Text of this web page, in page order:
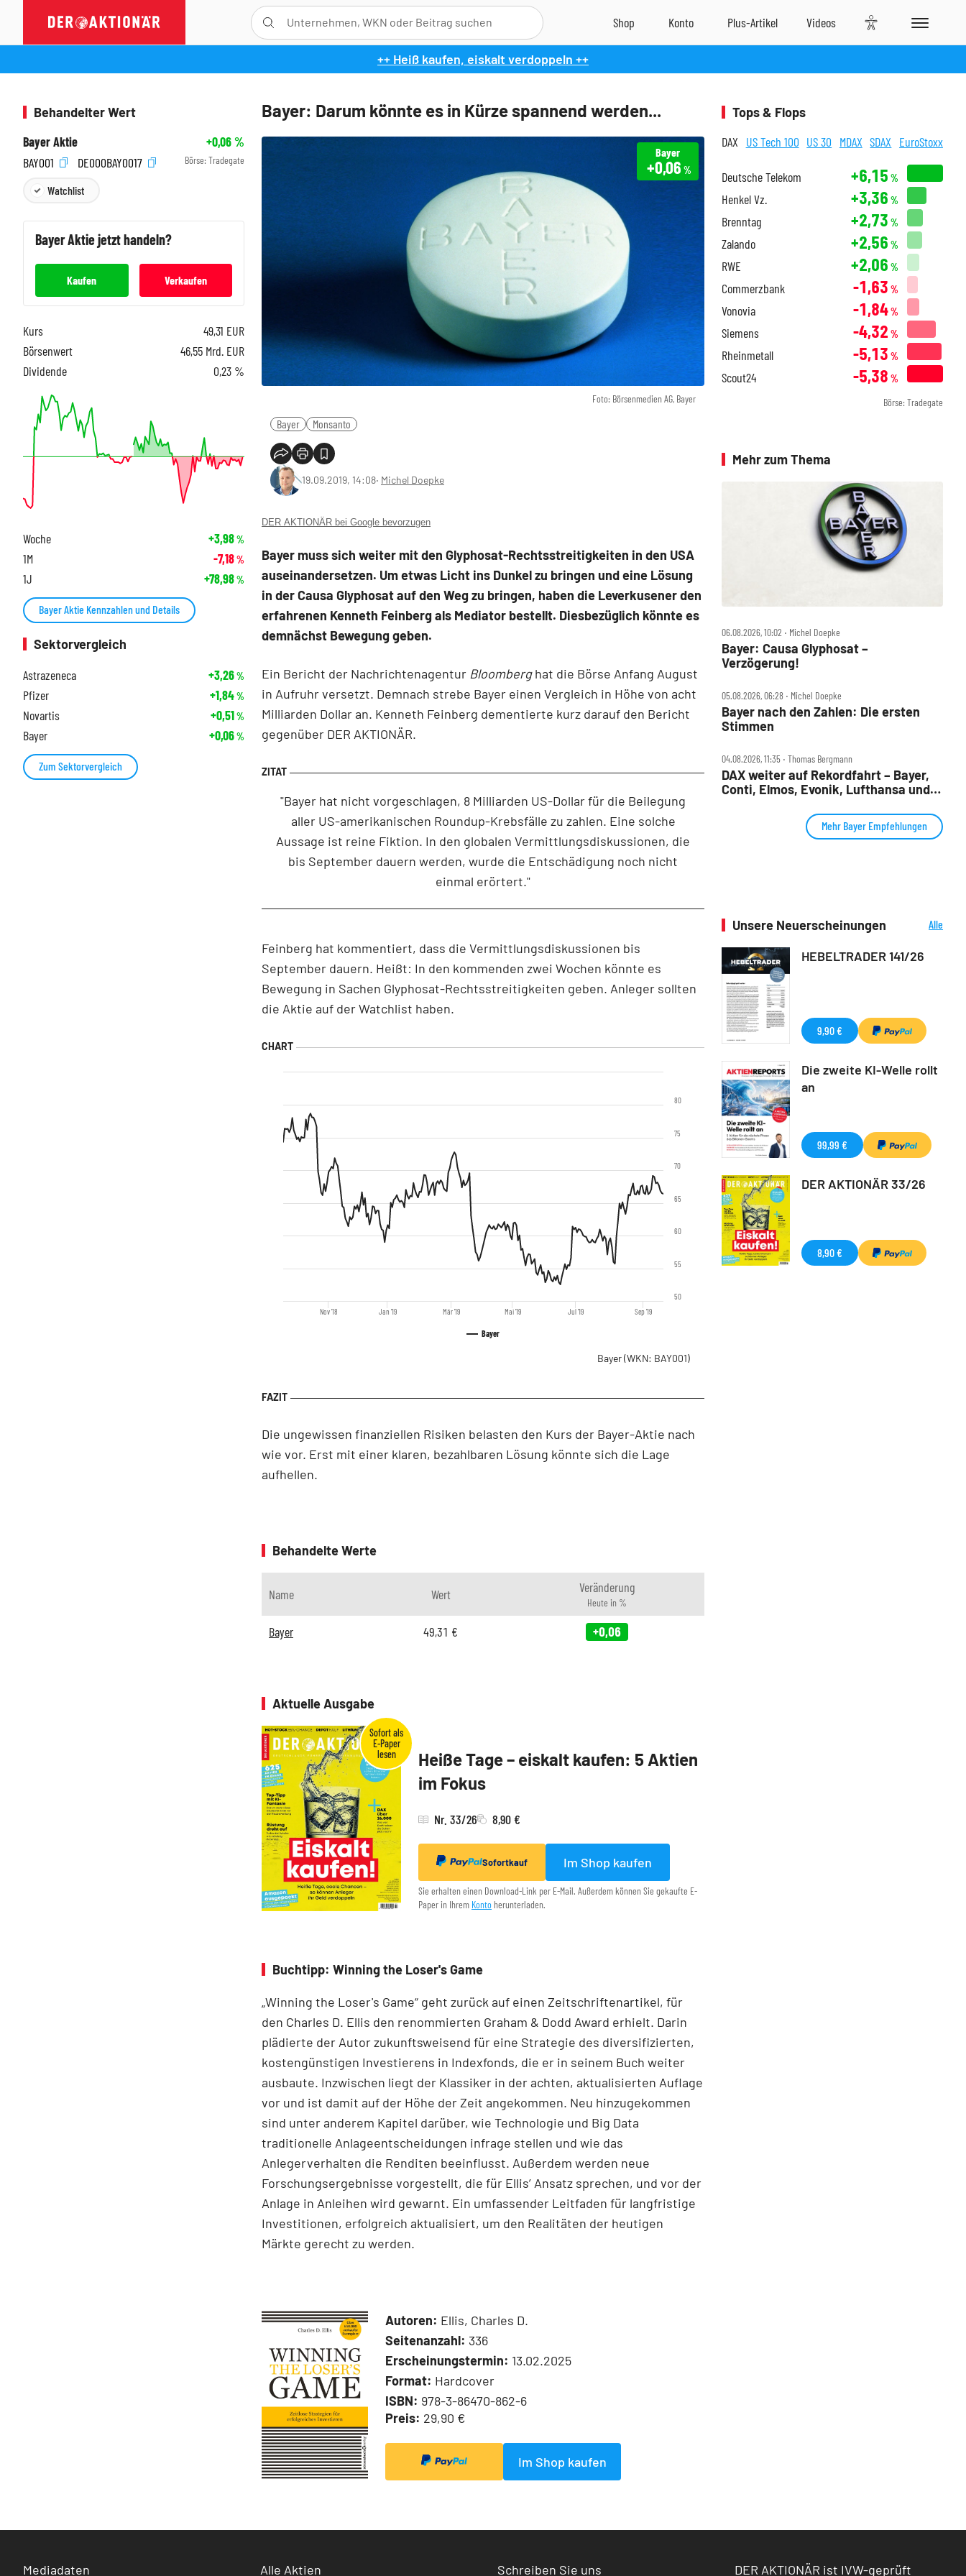
++ Heiß kaufen, eiskalt verdoppeln ++
Bayer: Darum könnte es in Kürze spannend werden...
Foto: Börsenmedien AG, Bayer
Bayer
+0,06 %
Bayer Monsanto
19.09.2019, 14:08‧ Michel Doepke
DER AKTIONÄR bei Google bevorzugen
Bayer muss sich weiter mit den Glyphosat-Rechtsstreitigkeiten in den USA
auseinandersetzen. Um etwas Licht ins Dunkel zu bringen und eine Lösung
in der Causa Glyphosat auf den Weg zu bringen, haben die Leverkusener den
erfahrenen Kenneth Feinberg als Mediator bestellt. Diesbezüglich könnte es
demnächst Bewegung geben.
Ein Bericht der Nachrichtenagentur Bloomberghat die Börse Anfang August
in Aufruhr versetzt. Demnach strebe Bayer einen Vergleich in Höhe von acht
Milliarden Dollar an. Kenneth Feinberg dementierte kurz darauf den Bericht
gegenüber DER AKTIONÄR.
"Bayer hat nicht vorgeschlagen, 8 Milliarden US-Dollar für die Beilegung
aller US-amerikanischen Roundup-Krebsfälle zu zahlen. Eine solche
Aussage ist reine Fiktion. In den globalen Vermittlungsdiskussionen, die
bis September dauern werden, wurde die Entschädigung noch nicht
einmal erörtert."
Feinberg hat kommentiert, dass die Vermittlungsdiskussionen bis
September dauern. Heißt: In den kommenden zwei Wochen könnte es
Bewegung in Sachen Glyphosat-Rechtsstreitigkeiten geben. Anleger sollten
die Aktie auf der Watchlist haben.
Bayer
Nov '18 Jan '19 Mär '19 Mai '19 Jul '19 Sep '19
50
55
60
65
70
75
80
Bayer(WKN: BAY001)
Die ungewissen finanziellen Risiken belasten den Kurs der Bayer-Aktie nach
wie vor. Erst mit einer klaren, bezahlbaren Lösung könnte sich die Lage
aufhellen.
Behandelte Werte
Name Wert Veränderung
Heute in %
Bayer 49,31 € +0,06
Aktuelle Ausgabe
Heiße Tage – eiskalt kaufen: 5 Aktien
im Fokus
Nr. 33/26 8,90 €
Sofortkauf Im Shop kaufen
Sie erhalten einen Download-Link per E-Mail. Außerdem können Sie gekaufte E-
Paper in Ihrem Konto herunterladen.
Buchtipp: Winning the Loser's Game
„Winning the Loser's Game“ geht zurück auf einen Zeitschriftenartikel, für
den Charles D. Ellis den renommierten Graham & Dodd Award erhielt. Darin
plädierte der Autor zukunftsweisend für eine Strategie des diversifizierten,
kostengünstigen Investierens in Indexfonds, die er in seinem Buch weiter
ausbaute. Inzwischen liegt der Klassiker in der achten, aktualisierten Auflage
vor und ist damit auf der Höhe der Zeit angekommen. Neu hinzugekommen
sind unter anderem Kapitel darüber, wie Technologie und Big Data
traditionelle Anlageentscheidungen infrage stellen und wie das
Anlegerverhalten die Renditen beeinflusst. Außerdem werden neue
Forschungsergebnisse vorgestellt, die für Ellis’ Ansatz sprechen, und vor der
Anlage in Anleihen wird gewarnt. Ein umfassender Leitfaden für langfristige
Investitionen, erfolgreich aktualisiert, um den Realitäten der heutigen
Märkte gerecht zu werden.
Autoren: Ellis, Charles D.
Seitenanzahl: 336
Erscheinungstermin: 13.02.2025
Format: Hardcover
ISBN: 978-3-86470-862-6
Preis: 29,90 €
Im Shop kaufen
Behandelter Wert
Bayer Aktie
+0,06%
BAY001
DE000BAY0017 Börse: Tradegate
Watchlist
BayerAktie jetzt handeln?
Kaufen Verkaufen
Kurs 49,31 EUR
Börsenwert
46,55 Mrd. EUR
Dividende
0,23 %
Woche +3,98%
1M -7,18%
1J +78,98%
Bayer Aktie Kennzahlen und Details
Sektorvergleich
Astrazeneca
+3,26%
Pfizer +1,84%
Novartis +0,51%
Bayer +0,06%
Zum Sektorvergleich
Tops & Flops
DAX US Tech 100 US 30 MDAX SDAX EuroStoxx
Deutsche Telekom +6,15 %
Henkel Vz. +3,36 %
Brenntag +2,73 %
Zalando +2,56 %
RWE +2,06 %
Commerzbank -1,63 %
Vonovia -1,84%
Siemens -4,32 %
Rheinmetall -5,13 %
Scout24 -5,38 %
Börse: Tradegate
Mehr zum Thema
06.08.2026, 10:02 ‧ Michel Doepke
Bayer: Causa Glyphosat –
Verzögerung!
05.08.2026, 06:28 ‧ Michel Doepke
Bayer nach den Zahlen: Die ersten
Stimmen
04.08.2026, 11:35 ‧ Thomas Bergmann
DAX weiter auf Rekordfahrt – Bayer,
Conti, Elmos, Evonik, Lufthansa und
Mehr Bayer Empfehlungen
Unsere Neuerscheinungen
Alle
HEBELTRADER 141/26
9,90 €
Die zweite KI-Welle rollt
an
99,99 €
DER AKTIONÄR 33/26
8,90 €
Mediadaten Alle Aktien Schreiben Sie uns DER AKTIONÄR ist IVW-geprüft